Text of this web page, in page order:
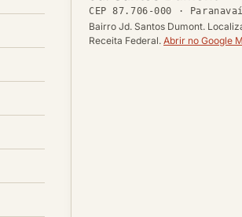
CEP
CEP87.706-000 ·
Cidade / UF
Bairro Jd. Santos Dumont.
Receita Federal. Abrir no Google